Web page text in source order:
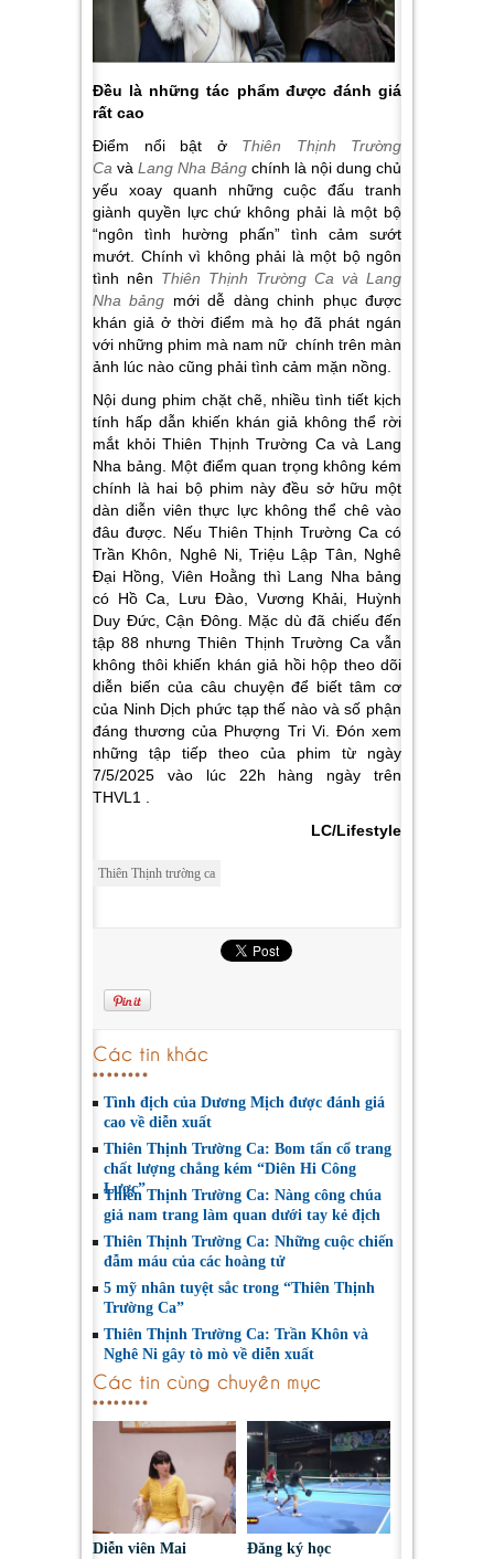
Đều là những tác phẩm được đánh giá
rất cao
Điểm nổi bật ở Thiên Thịnh Trường
Ca và Lang Nha Bảng chính là nội dung chủ
yếu xoay quanh những cuộc đấu tranh
giành quyền lực chứ không phải là một bộ
“ngôn tình hường phấn” tình cảm sướt
mướt. Chính vì không phải là một bộ ngôn
tình nên Thiên Thịnh Trường Ca và Lang
Nha bảng mới dễ dàng chinh phục được
khán giả ở thời điểm mà họ đã phát ngán
với những phim mà nam nữ chính trên màn
ảnh lúc nào cũng phải tình cảm mặn nồng.
Nội dung phim chặt chẽ, nhiều tình tiết kịch
tính hấp dẫn khiến khán giả không thể rời
mắt khỏi Thiên Thịnh Trường Ca và Lang
Nha bảng. Một điểm quan trọng không kém
chính là hai bộ phim này đều sở hữu một
dàn diễn viên thực lực không thể chê vào
đâu được. Nếu Thiên Thịnh Trường Ca có
Trần Khôn, Nghê Ni, Triệu Lập Tân, Nghê
Đại Hồng, Viên Hoằng thì Lang Nha bảng
có Hồ Ca, Lưu Đào, Vương Khải, Huỳnh
Duy Đức, Cận Đông.
Mặc dù đã chiếu đến
tập 88 nhưng Thiên Thịnh Trường Ca vẫn
không thôi khiến khán giả hồi hộp theo dõi
diễn biến của câu chuyện để biết tâm cơ
của Ninh Dịch phức tạp thế nào và số phận
đáng thương của Phượng Tri Vi. Đón xem
những tập tiếp theo của phim từ ngày
7/5/2025 vào lúc 22h hàng ngày trên
THVL1 .
LC/Lifestyle
Thiên Thịnh trường ca
Các tin khác
Tình địch của Dương Mịch được đánh giá
cao về diễn xuất
Thiên Thịnh Trường Ca: Bom tấn cổ trang
chất lượng chẳng kém “Diên Hi Công
Lược”
Thiên Thịnh Trường Ca: Nàng công chúa
giả nam trang làm quan dưới tay kẻ địch
Thiên Thịnh Trường Ca: Những cuộc chiến
đẫm máu của các hoàng tử
5 mỹ nhân tuyệt sắc trong “Thiên Thịnh
Trường Ca”
Thiên Thịnh Trường Ca: Trần Khôn và
Nghê Ni gây tò mò về diễn xuất
Các tin cùng chuyên mục
Diễn viên Mai
Đăng ký học